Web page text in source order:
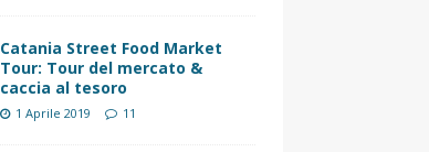
Catania Street Food Market
Tour: Tour del mercato &
caccia al tesoro
1 Aprile 2019 11